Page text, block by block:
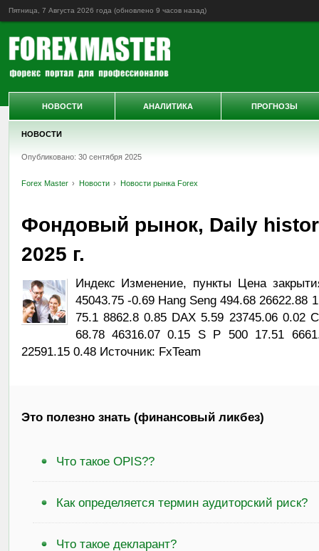
Пятница, 7 Августа 2026 года (обновлено 9 часов назад)
НОВОСТИ
Опубликовано: 30 сентября 2025
Forex Master Новости Новости рынка Forex
Фондовый рынок, Daily
2025 г.
Индекс Изменение, пункты Цена
45043.75 -0.69 Hang Seng 494.68 26622.88
75.1 8862.8 0.85 DAX 5.59 23745.06 0.02
68.78 46316.07 0.15 S P 500 17.51
22591.15 0.48 Источник: FxTeam
Это полезно знать (финансовый ликбез)
Что такое OPIS??
Как определяется термин аудиторский риск?
Что такое декларант?
НОВОСТИ АНАЛИТИКА ПРОГНОЗЫ